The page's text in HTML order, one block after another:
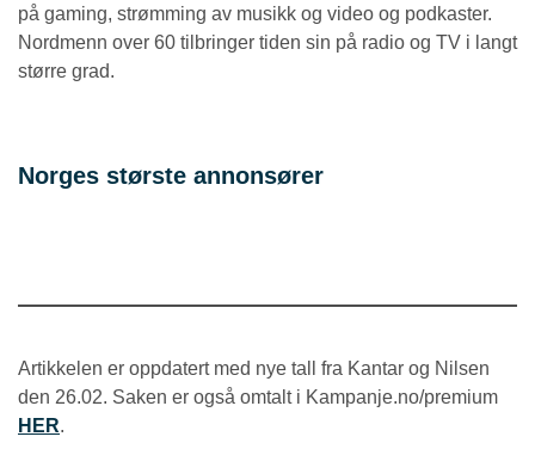
på gaming, strømming av musikk og video og podkaster.
Nordmenn over 60 tilbringer tiden sin på radio og TV i langt
større grad.
Norges største annonsører
Artikkelen er oppdatert med nye tall fra Kantar og Nilsen
den 26.02. Saken er også omtalt i Kampanje.no/premium
HER.